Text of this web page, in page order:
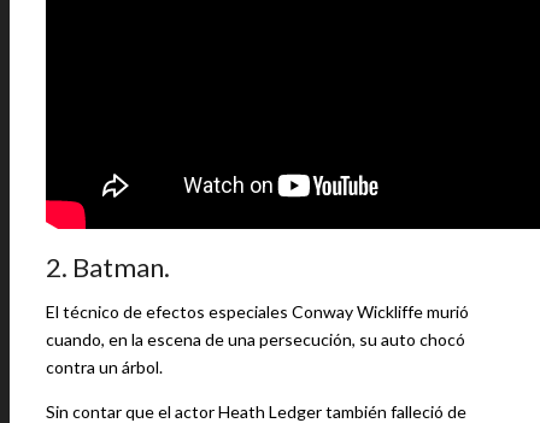
2. Batman.
El técnico de efectos especiales Conway Wickliffe murió
cuando, en la escena de una persecución, su auto chocó
contra un árbol.
Sin contar que el actor Heath Ledger también falleció de